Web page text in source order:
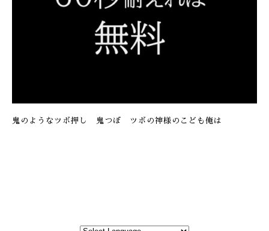
鬼のようなツボ押し 鬼つぼ ツボの神様のこども俺は